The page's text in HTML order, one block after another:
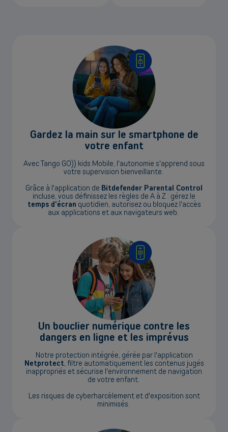
Gardez la main sur le smartphone de
votre enfant
Avec Tango GO)) kids Mobile, l'autonomie s'apprend sous
votre supervision bienveillante.
Grâce à l'application de Bitdefender Parental Control
incluse, vous définissez les règles de A à Z : gérez le
temps d'écran quotidien, autorisez ou bloquez l'accès
aux applications et aux navigateurs web.
Un bouclier numérique contre les
dangers en ligne et les imprévus
Notre protection intégrée, gérée par l'application
Netprotect, filtre automatiquement les contenus jugés
inappropriés et sécurise l'environnement de navigation
de votre enfant.
Les risques de cyberharcèlement et d'exposition sont
minimisés.